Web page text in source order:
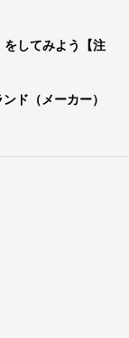
してみよう【注
ド（メーカー）